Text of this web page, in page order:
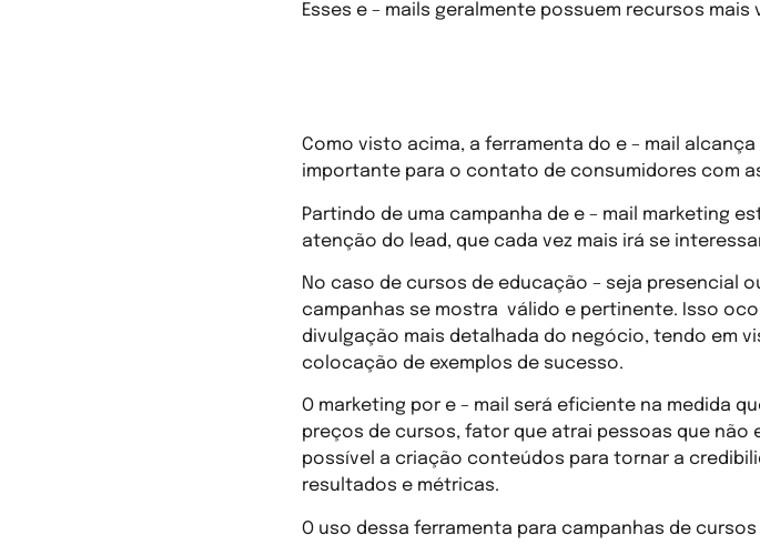
Esses e – mails geralmente possuem recursos
Como visto acima, a ferramenta do e – mail
importante para o contato de consumidores com
Partindo de uma campanha de e – mail marketing
atenção do lead, que cada vez mais irá se
No caso de cursos de educação – seja presencial
campanhas se mostra válido e pertinente. Isso
divulgação mais detalhada do negócio, tendo em
colocação de exemplos de sucesso.
O marketing por e – mail será eficiente na medida
preços de cursos, fator que atrai pessoas que não
possível a criação conteúdos para tornar a
resultados e métricas.
O uso dessa ferramenta para campanhas de